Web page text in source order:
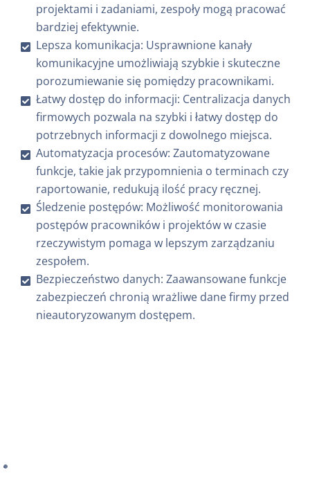
projektami i zadaniami, zespoły mogą pracować
bardziej efektywnie.
Lepsza komunikacja: Usprawnione kanały
komunikacyjne umożliwiają szybkie i skuteczne
porozumiewanie się pomiędzy pracownikami.
Łatwy dostęp do informacji: Centralizacja danych
firmowych pozwala na szybki i łatwy dostęp do
potrzebnych informacji z dowolnego miejsca.
Automatyzacja procesów: Zautomatyzowane
funkcje, takie jak przypomnienia o terminach czy
raportowanie, redukują ilość pracy ręcznej.
Śledzenie postępów: Możliwość monitorowania
postępów pracowników i projektów w czasie
rzeczywistym pomaga w lepszym zarządzaniu
zespołem.
Bezpieczeństwo danych: Zaawansowane funkcje
zabezpieczeń chronią wrażliwe dane firmy przed
nieautoryzowanym dostępem.